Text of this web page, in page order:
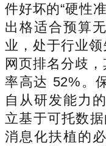
件好坏的“硬性
出格适合预算
业，处于行业
网页排名分歧
率高达 52%。
自从研发能力
立基于可托数
消息化扶植的